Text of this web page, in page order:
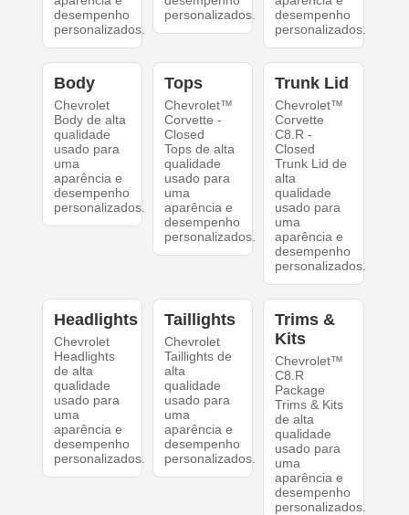
desempenho
personalizados.
personalizados.
desempenho
personalizados.
Body
Chevrolet
Body de alta
qualidade
usado para
uma
aparência e
desempenho
personalizados.
Tops
Chevrolet™
Corvette -
Closed
Tops de alta
qualidade
usado para
uma
aparência e
desempenho
personalizados.
Trunk Lid
Chevrolet™
Corvette
C8.R -
Closed
Trunk Lid de
alta
qualidade
usado para
uma
aparência e
desempenho
personalizados.
Headlights
Chevrolet
Headlights
de alta
qualidade
usado para
uma
aparência e
desempenho
personalizados.
Taillights
Chevrolet
Taillights de
alta
qualidade
usado para
uma
aparência e
desempenho
personalizados.
Trims &
Kits
Chevrolet™
C8.R
Package
Trims & Kits
de alta
qualidade
usado para
uma
aparência e
desempenho
personalizados.